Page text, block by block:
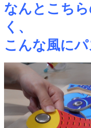
なんとこち
く、
こんな風に